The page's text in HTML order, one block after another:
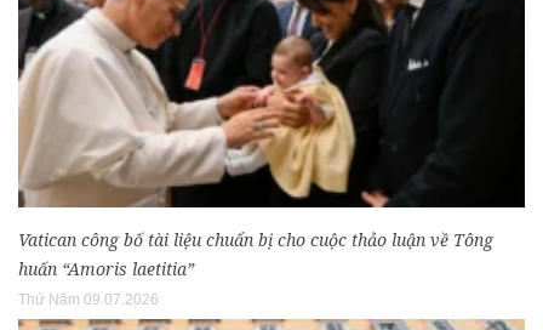
Vatican công bố tài liệu chuẩn bị cho cuộc thảo luận về Tông
huấn “Amoris laetitia”
Thứ Năm 09.07.2026